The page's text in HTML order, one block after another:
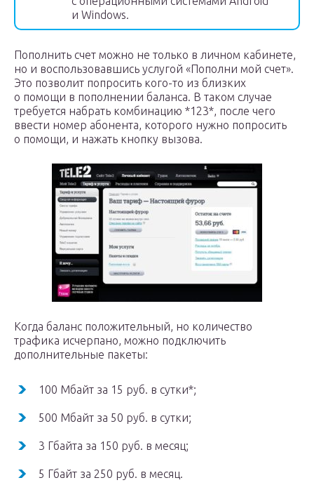
и Windows.
Пополнить счет можно не только в личном кабинете,
но и воспользовавшись услугой «Пополни мой счет».
Это позволит попросить кого-то из близких
о помощи в пополнении баланса. В таком случае
требуется набрать комбинацию *123*, после чего
ввести номер абонента, которого нужно попросить
о помощи, и нажать кнопку вызова.
Когда баланс положительный, но количество
трафика исчерпано, можно подключить
дополнительные пакеты:
100 Мбайт за 15 руб. в сутки*;
500 Мбайт за 50 руб. в сутки;
3 Гбайта за 150 руб. в месяц;
5 Гбайт за 250 руб. в месяц.